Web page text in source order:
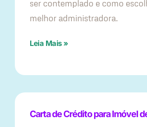
ser contemplado e como
melhor administradora.
Leia Mais »
Carta de Crédito para Imóvel